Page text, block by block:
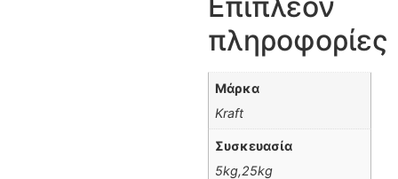
πληροφορίες
Μάρκα
Kraft
Συσκευασία
5kg,25kg